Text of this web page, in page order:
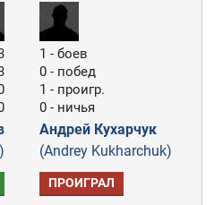
1 - боев
0 - побед
1 - проигр.
0 - ничья
Андрей Кухарчук
(Andrey Kukharchuk)
ПРОИГРАЛ